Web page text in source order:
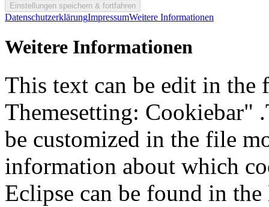
DatenschutzerklärungImpressumWeitere Informationen
Weitere Informationen
This text can be edit in the
Themesetting: Cookiebar"
be customized in the file
information about which
Eclipse can be found in